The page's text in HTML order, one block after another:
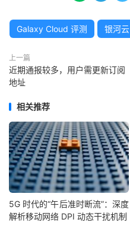
Galaxy Cloud 评测 银河云
上一篇
近期通报较多，用户需更新订阅
地址
相关推荐
5G 时代的“午后准时断流”：深度
解析移动网络 DPI 动态干扰机制